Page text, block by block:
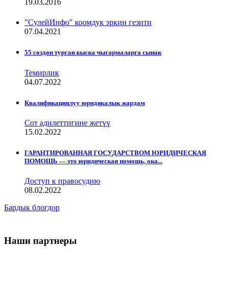
19.03.2016
"СулейИнфо" коомдук эркин гезити
07.04.2021
55 сөздөн турган кыска чыгармаларга сынак
Темирлик
04.07.2022
Квалификациялуу юридикалык жардам
Сот адилеттигине жетүү
15.02.2022
ГАРАНТИРОВАННАЯ ГОСУДАРСТВОМ ЮРИДИЧЕСКАЯ
ПОМОЩЬ — это юридическая помощь, ока...
Доступ к правосудию
08.02.2022
Бардык блогдор
Наши партнеры